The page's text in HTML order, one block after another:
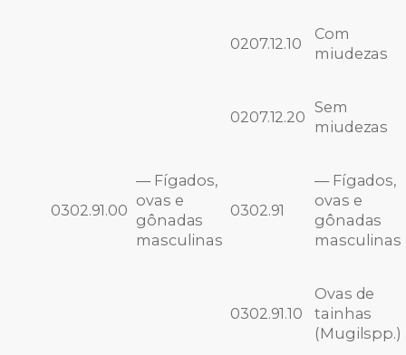
0207.12.10
Com
miudezas
0207.12.20
Sem
miudezas
0302.91.00
— Fígados,
ovas e
gônadas
masculinas
0302.91
— Fígados,
ovas e
gônadas
masculinas
0302.91.10
Ovas de
tainhas
(Mugilspp.)